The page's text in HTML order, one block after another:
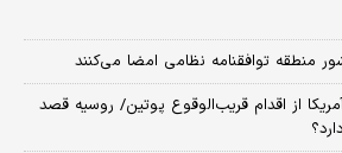
از اقدام قریب‌الوقوع پوتین/ روسیه قصد